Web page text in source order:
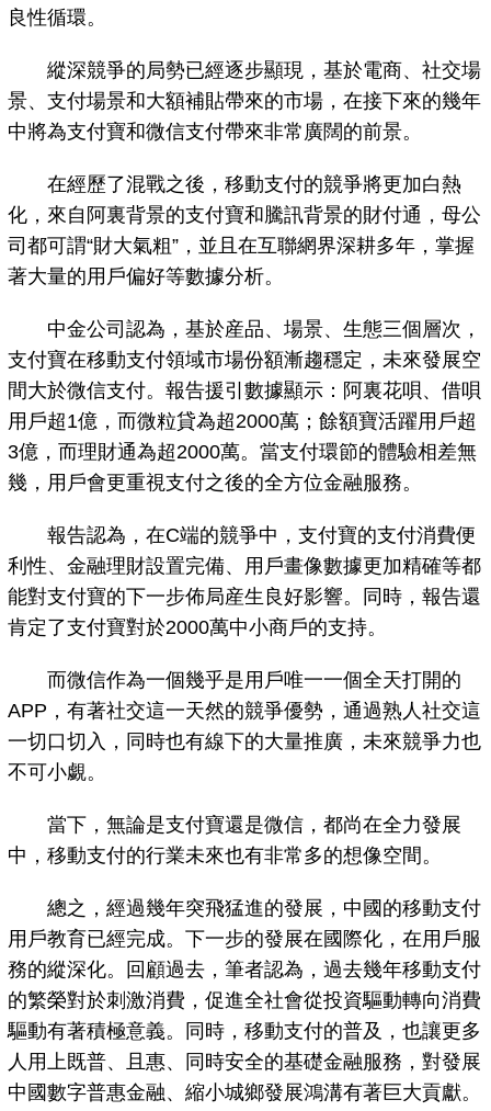
良性循環。
縱深競爭的局勢已經逐步顯現，基於電商、社交場
景、支付場景和大額補貼帶來的市場，在接下來的幾年
中將為支付寶和微信支付帶來非常廣闊的前景。
在經歷了混戰之後，移動支付的競爭將更加白熱
化，來自阿裏背景的支付寶和騰訊背景的財付通，母公
司都可謂“財大氣粗”，並且在互聯網界深耕多年，掌握
著大量的用戶偏好等數據分析。
中金公司認為，基於産品、場景、生態三個層次，
支付寶在移動支付領域市場份額漸趨穩定，未來發展空
間大於微信支付。報告援引數據顯示：阿裏花唄、借唄
用戶超1億，而微粒貸為超2000萬；餘額寶活躍用戶超
3億，而理財通為超2000萬。當支付環節的體驗相差無
幾，用戶會更重視支付之後的全方位金融服務。
報告認為，在C端的競爭中，支付寶的支付消費便
利性、金融理財設置完備、用戶畫像數據更加精確等都
能對支付寶的下一步佈局産生良好影響。同時，報告還
肯定了支付寶對於2000萬中小商戶的支持。
而微信作為一個幾乎是用戶唯一一個全天打開的
APP，有著社交這一天然的競爭優勢，通過熟人社交這
一切口切入，同時也有線下的大量推廣，未來競爭力也
不可小覷。
當下，無論是支付寶還是微信，都尚在全力發展
中，移動支付的行業未來也有非常多的想像空間。
總之，經過幾年突飛猛進的發展，中國的移動支付
用戶教育已經完成。下一步的發展在國際化，在用戶服
務的縱深化。回顧過去，筆者認為，過去幾年移動支付
的繁榮對於刺激消費，促進全社會從投資驅動轉向消費
驅動有著積極意義。同時，移動支付的普及，也讓更多
人用上既普、且惠、同時安全的基礎金融服務，對發展
中國數字普惠金融、縮小城鄉發展鴻溝有著巨大貢獻。